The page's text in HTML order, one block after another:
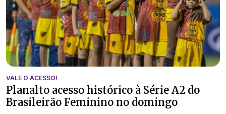
VALE O ACESSO!
Planalto acesso histórico à Série A2 do
Brasileirão Feminino no domingo